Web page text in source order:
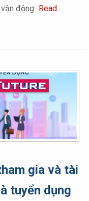
động Read
gia và tài
tuyển dụng